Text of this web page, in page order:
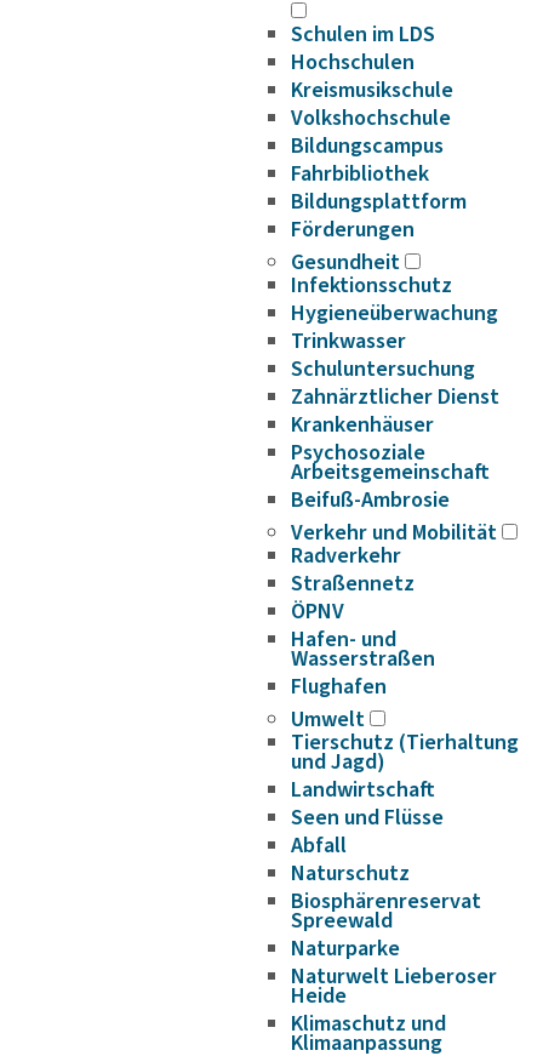
Schulen im LDS
Hochschulen
Kreismusikschule
Volkshochschule
Bildungscampus
Fahrbibliothek
Bildungsplattform
Förderungen
Gesundheit
Infektionsschutz
Hygieneüberwachung
Trinkwasser
Schuluntersuchung
Zahnärztlicher Dienst
Krankenhäuser
Psychosoziale
Arbeitsgemeinschaft
Beifuß-Ambrosie
Verkehr und Mobilität
Radverkehr
Straßennetz
ÖPNV
Hafen- und
Wasserstraßen
Flughafen
Umwelt
Tierschutz (Tierhaltung
und Jagd)
Landwirtschaft
Seen und Flüsse
Abfall
Naturschutz
Biosphärenreservat
Spreewald
Naturparke
Naturwelt Lieberoser
Heide
Klimaschutz und
Klimaanpassung